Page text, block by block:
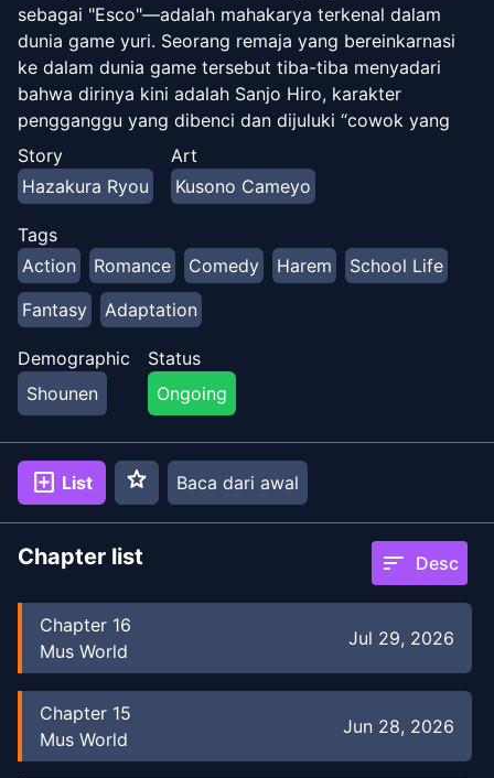
sebagai "Esco"—adalah mahakarya terkenal dalam
dunia game yuri. Seorang remaja yang bereinkarnasi
ke dalam dunia game tersebut tiba-tiba menyadari
bahwa dirinya kini adalah Sanjo Hiro, karakter
pengganggu yang dibenci dan dijuluki “cowok yang
nyempil di antara pasangan yuri.” Hiro adalah karakter
pengacau yang selalu berakhir tragis, apa pun rutenya.
Untuk menghindari kematian, ia mulai berlatih dan
mencari safe rute—tapi entah kenapa, justru berbagai
event heroine malah terus terjadi dengan dia sebagai
pusatnya...!? “Aku enggak mau romcom harem!
Tunjukin yuri-nya! Aku cuma mau lihat yuri!”
Story
Hazakura Ryou
Art
Kusono Cameyo
Tags
Action
Romance Comedy Harem
School Life
Fantasy
Adaptation
Demographic
Shounen
Status
Ongoing
add_box List star Baca dari awal
Chapter list sort Desc
Chapter 16
Mus World
Jul 29, 2026
Chapter 15
Mus World
Jun 28, 2026